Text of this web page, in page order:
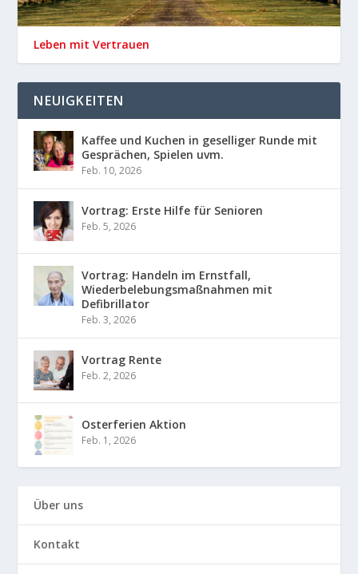
Leben mit Vertrauen
NEUIGKEITEN
Kaffee und Kuchen in geselliger Runde mit
Gesprächen, Spielen uvm.
Feb. 10, 2026
Vortrag: Erste Hilfe für Senioren
Feb. 5, 2026
Vortrag: Handeln im Ernstfall,
Wiederbelebungsmaßnahmen mit
Defibrillator
Feb. 3, 2026
Vortrag Rente
Feb. 2, 2026
Osterferien Aktion
Feb. 1, 2026
Über uns
Kontakt